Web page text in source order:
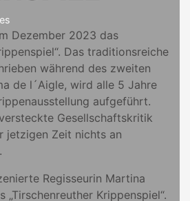
Dezember 2023 das
Das traditionsreiche
während des zweiten
de l´Aigle, wird alle 5 Jahre
aufgeführt.
Gesellschaftskritik
jetzigen Zeit nichts an
Regisseurin Martina
„Tirschenreuther Krippenspiel“.